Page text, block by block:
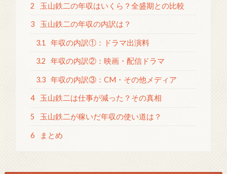
2 玉山鉄二の年収はいくら？全盛期との比較
3 玉山鉄二の年収の内訳は？
3.1 年収の内訳①：ドラマ出演料
3.2 年収の内訳②：映画・配信ドラマ
3.3 年収の内訳③：CM・その他メディア
4 玉山鉄二は仕事が減った？その真相
5 玉山鉄二が稼いだ年収の使い道は？
6 まとめ